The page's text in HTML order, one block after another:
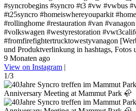
#syncrobegins #syncro #t3 #vw #vwbus
#t25syncro #homeiswhereyouparkit
#rollinghome #restauration #van
#volkswagen #westyrestoration
#fromfirefightertrucktowestyvanagon
und Produktverlinkung in hashtags, Fotos
9 Monaten ago
View on Instagram |
1/3